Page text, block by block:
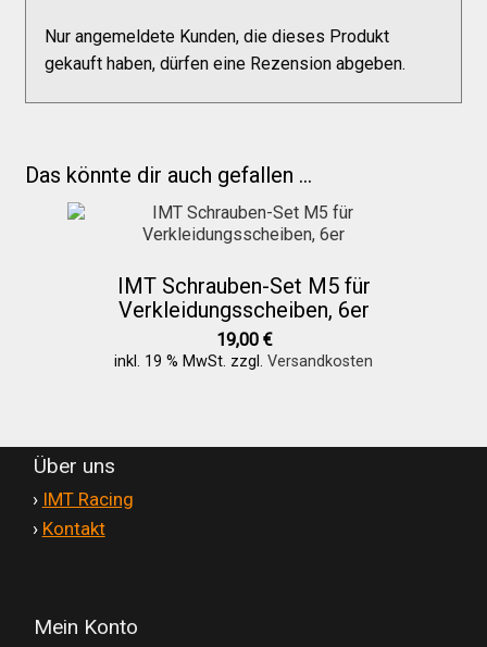
Nur angemeldete Kunden, die dieses Produkt
gekauft haben, dürfen eine Rezension abgeben.
Das könnte dir auch gefallen …
IMT Schrauben-Set M5 für
Verkleidungsscheiben, 6er
19,00 €
inkl. 19 % MwSt. zzgl. Versandkosten
Über uns
› IMT Racing
› Kontakt
Mein Konto